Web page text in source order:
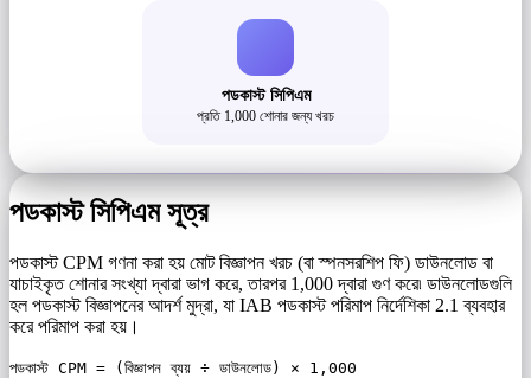
পডকাস্ট সিপিএম
প্রতি 1,000 শোনার জন্য খরচ
পডকাস্ট সিপিএম সূত্র
পডকাস্ট CPM গণনা করা হয় মোট বিজ্ঞাপন খরচ (বা স্পনসরশিপ ফি) ডাউনলোড বা
যাচাইকৃত শোনার সংখ্যা দ্বারা ভাগ করে, তারপর 1,000 দ্বারা গুণ করে৷ ডাউনলোডগুলি
হল পডকাস্ট বিজ্ঞাপনের আদর্শ মুদ্রা, যা IAB পডকাস্ট পরিমাপ নির্দেশিকা 2.1 ব্যবহার
করে পরিমাপ করা হয়।
পডকাস্ট CPM = (বিজ্ঞাপন ব্যয় ÷ ডাউনলোড) × 1,000